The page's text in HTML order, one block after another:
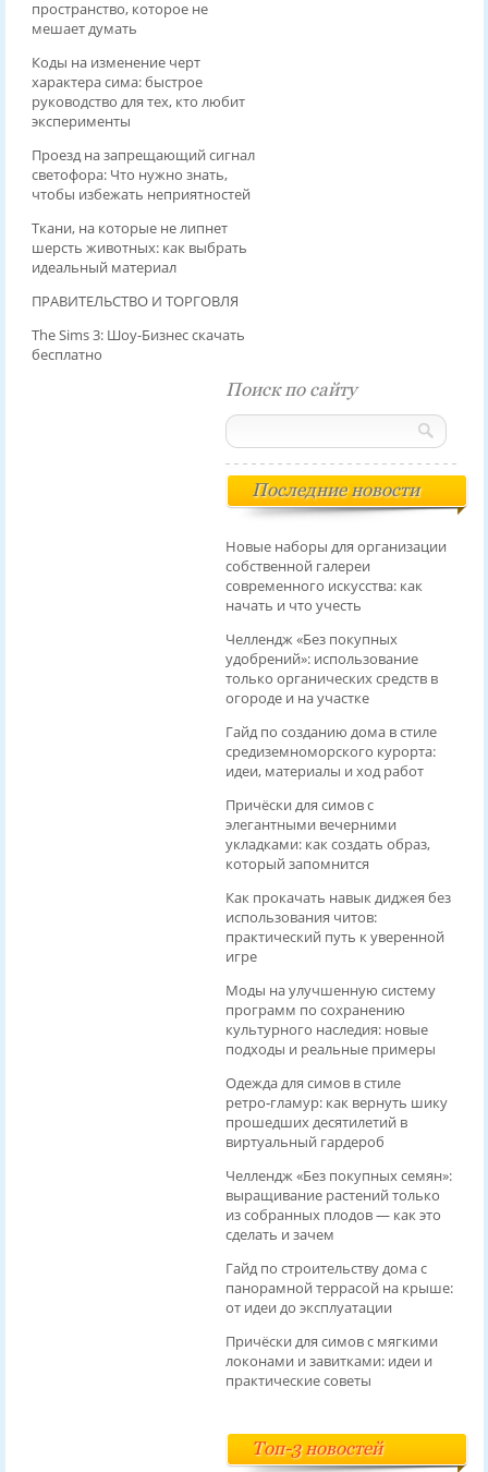
пространство, которое не
мешает думать
Коды на изменение черт
характера сима: быстрое
руководство для тех, кто любит
эксперименты
Проезд на запрещающий сигнал
светофора: Что нужно знать,
чтобы избежать неприятностей
Ткани, на которые не липнет
шерсть животных: как выбрать
идеальный материал
ПРАВИТЕЛЬСТВО И ТОРГОВЛЯ
The Sims 3: Шоу-Бизнес скачать
бесплатно
Поиск по сайту
Последние новости
Новые наборы для организации
собственной галереи
современного искусства: как
начать и что учесть
Челлендж «Без покупных
удобрений»: использование
только органических средств в
огороде и на участке
Гайд по созданию дома в стиле
средиземноморского курорта:
идеи, материалы и ход работ
Причёски для симов с
элегантными вечерними
укладками: как создать образ,
который запомнится
Как прокачать навык диджея без
использования читов:
практический путь к уверенной
игре
Моды на улучшенную систему
программ по сохранению
культурного наследия: новые
подходы и реальные примеры
Одежда для симов в стиле
ретро‑гламур: как вернуть шику
прошедших десятилетий в
виртуальный гардероб
Челлендж «Без покупных семян»:
выращивание растений только
из собранных плодов — как это
сделать и зачем
Гайд по строительству дома с
панорамной террасой на крыше:
от идеи до эксплуатации
Причёски для симов с мягкими
локонами и завитками: идеи и
практические советы
Топ-3 новостей